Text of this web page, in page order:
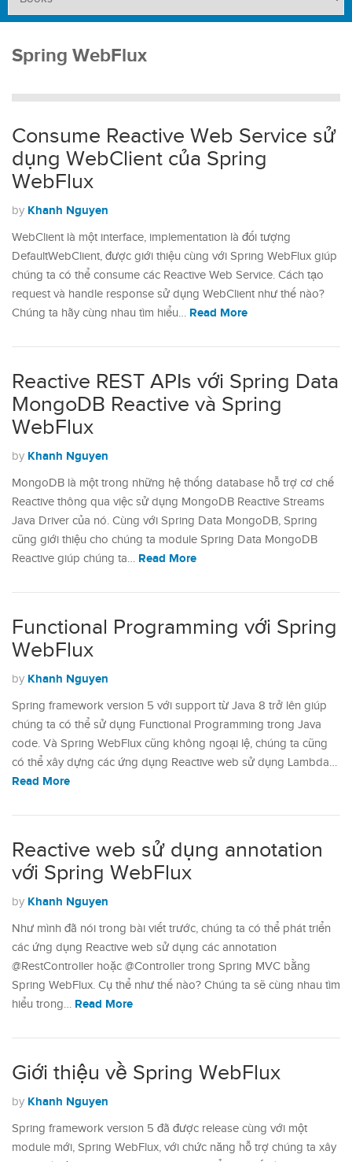
Spring WebFlux
Consume Reactive Web Service sử
dụng WebClient của Spring
WebFlux
by Khanh Nguyen
WebClient là một interface, implementation là đối tượng
DefaultWebClient, được giới thiệu cùng với Spring WebFlux giúp
chúng ta có thể consume các Reactive Web Service. Cách tạo
request và handle response sử dụng WebClient như thế nào?
Chúng ta hãy cùng nhau tìm hiểu… Read More
Reactive REST APIs với Spring Data
MongoDB Reactive và Spring
WebFlux
by Khanh Nguyen
MongoDB là một trong những hệ thống database hỗ trợ cơ chế
Reactive thông qua việc sử dụng MongoDB Reactive Streams
Java Driver của nó. Cùng với Spring Data MongoDB, Spring
cũng giới thiệu cho chúng ta module Spring Data MongoDB
Reactive giúp chúng ta… Read More
Functional Programming với Spring
WebFlux
by Khanh Nguyen
Spring framework version 5 với support từ Java 8 trở lên giúp
chúng ta có thể sử dụng Functional Programming trong Java
code. Và Spring WebFlux cũng không ngoại lệ, chúng ta cũng
có thể xây dựng các ứng dụng Reactive web sử dụng Lambda…
Read More
Reactive web sử dụng annotation
với Spring WebFlux
by Khanh Nguyen
Như mình đã nói trong bài viết trước, chúng ta có thể phát triển
các ứng dụng Reactive web sử dụng các annotation
@RestController hoặc @Controller trong Spring MVC bằng
Spring WebFlux. Cụ thể như thế nào? Chúng ta sẽ cùng nhau tìm
hiểu trong… Read More
Giới thiệu về Spring WebFlux
by Khanh Nguyen
Spring framework version 5 đã được release cùng với một
module mới, Spring WebFlux, với chức năng hỗ trợ chúng ta xây